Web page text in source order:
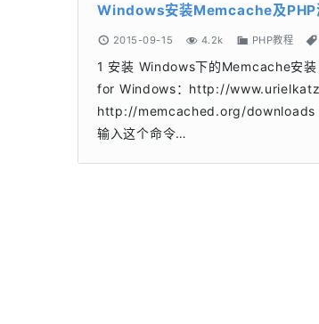
Windows安装Memcache及PHP
2015-09-15 4.2k PHP教程
1 安装 Windows下的Memcache安
for Windows：http://
http://memcached.org/downloads
输入这个命令…